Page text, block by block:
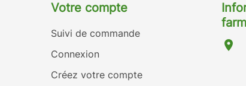
Votre compte
Suivi de commande
Connexion
Créez votre compte
location_on